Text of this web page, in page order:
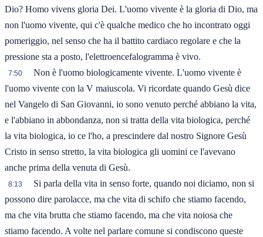
Dio? Homo vivens gloria Dei. L'uomo vivente è la gloria di Dio, ma
non l'uomo vivente, qui c'è qualche medico che ho incontrato oggi
pomeriggio, nel senso che ha il battito cardiaco regolare e che la
pressione sta a posto, l'elettroencefalogramma è vivo.
7:50
Non è l'uomo biologicamente vivente. L'uomo vivente è
l'uomo vivente con la V maiuscola. Vi ricordate quando Gesù dice
nel Vangelo di San Giovanni, io sono venuto perché abbiano la vita,
e l'abbiano in abbondanza, non si tratta della vita biologica, perché
la vita biologica, io ce l'ho, a prescindere dal nostro Signore Gesù
Cristo in senso stretto, la vita biologica gli uomini ce l'avevano
anche prima della venuta di Gesù.
8:13
Si parla della vita in senso forte, quando noi diciamo, non si
possono dire parolacce, ma che vita di schifo che stiamo facendo,
ma che vita brutta che stiamo facendo, ma che vita noiosa che
stiamo facendo. A volte nel parlare comune si condiscono queste